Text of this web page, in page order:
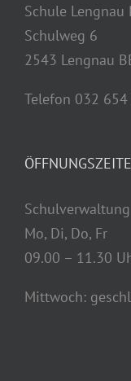
Schule Lengnau
Schulweg 6
2543 Lengnau
Telefon 032
Schulverwaltung
Mo, Di, Do, Fr
09.00 – 11.30
Mittwoch: